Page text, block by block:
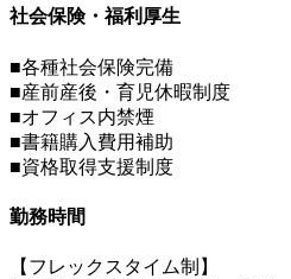
社会保険・福利厚生
■各種社会保険完備
■産前産後・育児休暇制度
■オフィス内禁煙
■書籍購入費用補助
■資格取得支援制度
勤務時間
【フレックスタイム制】